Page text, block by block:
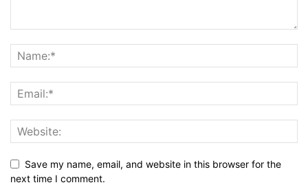
Save my name, email, and website in this browser for the
next time I comment.